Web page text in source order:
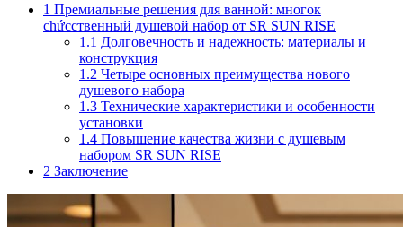
1 Премиальные решения для ванной: многок
chứcственный душевой набор от SR SUN RISE
1.1 Долговечность и надежность: материалы и
конструкция
1.2 Четыре основных преимущества нового
душевого набора
1.3 Технические характеристики и особенности
установки
1.4 Повышение качества жизни с душевым
набором SR SUN RISE
2 Заключение